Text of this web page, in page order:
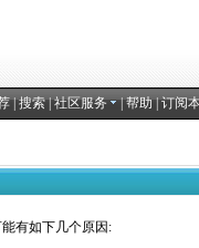
|搜索|社区服务 |帮助|订阅
有如下几个原因: